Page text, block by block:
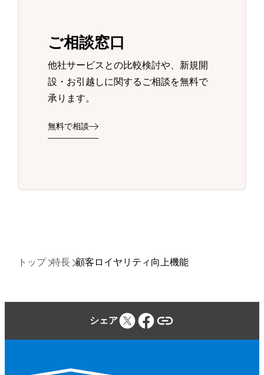
ご相談窓口
他社サービスとの比較検討や、新規開
設・お引越しに関するご相談を無料で
承ります。
無料で相談
トップ 特長 顧客ロイヤリティ向上機能
シェア